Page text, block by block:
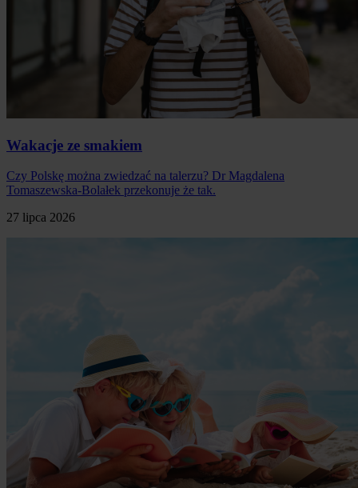
Wakacje ze smakiem
Czy Polskę można zwiedzać na talerzu? Dr Magdalena
Tomaszewska-Bolałek przekonuje że tak.
27 lipca 2026